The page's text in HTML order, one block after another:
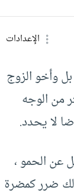
الإعدادات
بل وأخو الزوج
من الوجه
لا يحدد.
عن الحمو ،
ضرر كمضرة